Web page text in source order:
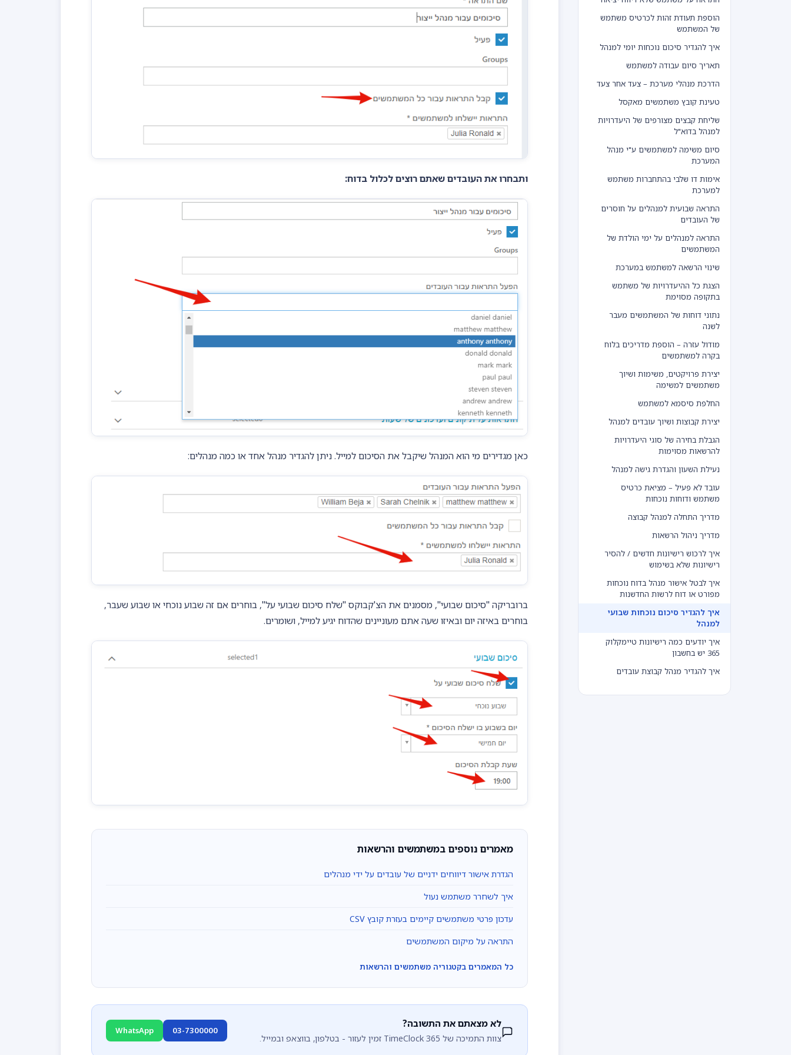
הוספת תעודת זהות לכרטיס משתמש
של המשתמש
איך להגדיר סיכום נוכחות יומי למנהל
תאריך סיום עבודה למשתמש
הדרכת מנהלי מערכת – צעד אחר צעד
טעינת קובץ משתמשים מאקסל
שליחת קבצים מצורפים של היעדרויות
למנהל בדוא"ל
סיום משימה למשתמשים ע"י מנהל
המערכת
אימות דו שלבי בהתחברות משתמש
למערכת
התראה שבועית למנהלים על חוסרים
של העובדים
התראה למנהלים על ימי הולדת של
המשתמשים
שינוי הרשאה למשתמש במערכת
הצגת כל ההיעדרויות של משתמש
בתקופה מסוימת
נתוני דוחות של המשתמשים מעבר
לשנה
מודול עזרה – הוספת מדריכים בלוח
בקרה למשתמשים
יצירת פרויקטים, משימות ושיוך
משתמשים למשימה
החלפת סיסמא למשתמש
יצירת קבוצות ושיוך עובדים למנהל
הגבלת בחירה של סוגי היעדרויות
להרשאות מסוימות
נעילת השעון והגדרת גישה למנהל
עובד לא פעיל – מציאת כרטיס
משתמש ודוחות נוכחות
מדריך התחלה למנהל קבוצה
מדריך ניהול הרשאות
איך לרכוש רישיונות חדשים / להסיר
רישיונות שלא בשימוש
איך לבטל אישור מנהל בדוח נוכחות
מפורט או דוח לרשות החדשנות
איך להגדיר סיכום נוכחות שבועי
למנהל
איך יודעים כמה רישיונות טיימקלוק
365 יש בחשבון
איך להגדיר מנהל קבוצת עובדים
ותבחרו את העובדים שאתם רוצים לכלול בדוח:
כאן מגדירים מי הוא המנהל שיקבל את הסיכום למייל. ניתן להגדיר מנהל אחד או כמה מנהלים:
ברובריקה "סיכום שבועי", מסמנים את הצ'קבוקס "שלח סיכום שבועי על", בוחרים אם זה שבוע נוכחי או שבוע שעבר,
בוחרים באיזה יום ובאיזו שעה אתם מעוניינים שהדוח יגיע למייל, ושומרים.
מאמרים נוספים במשתמשים והרשאות
הגדרת אישור דיווחים ידניים של עובדים על ידי מנהלים
איך לשחרר משתמש נעול
עדכון פרטי משתמשים קיימים בעזרת קובץ CSV
התראה על מיקום המשתמשים
כל המאמרים בקטגוריה משתמשים והרשאות
לא מצאתם את התשובה?
צוות התמיכה של TimeClock 365 זמין לעזור - בטלפון, בווצאפ ובמייל.
03-7300000
WhatsApp